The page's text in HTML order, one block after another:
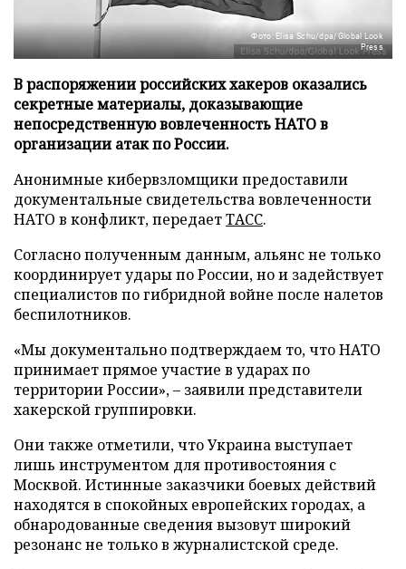
Фото: Elisa Schu/dpa/Global Look
Press
В распоряжении российских хакеров оказались
секретные материалы, доказывающие
непосредственную вовлеченность НАТО в
организации атак по России.
Анонимные кибервзломщики предоставили
документальные свидетельства вовлеченности
НАТО в конфликт, передаетТАСС.
Согласно полученным данным, альянс не только
координирует удары по России, но и задействует
специалистов по гибридной войне после налетов
беспилотников.
«Мы документально подтверждаем то, что НАТО
принимает прямое участие в ударах по
территории России», – заявили представители
хакерской группировки.
Они также отметили, что Украина выступает
лишь инструментом для противостояния с
Москвой. Истинные заказчики боевых действий
находятся в спокойных европейских городах, а
обнародованные сведения вызовут широкий
резонанс не только в журналистской среде.